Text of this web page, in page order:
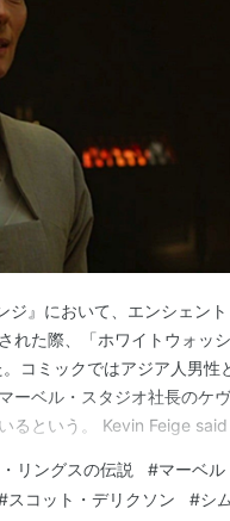
ス
＜TV＞ 製作総指揮
製作
TV＞ 製作総指揮
）＜TV＞ 製作総指揮
） 製作
（2014） 製作
作
』において、エンシェン
れた際、「ホワイトウォッ
コミックではアジア人男性
ーベル・スタジオ社長のケ
るという。 Kevin Feige
リングスの伝説 #マーベル
スコット・デリクソン #シ